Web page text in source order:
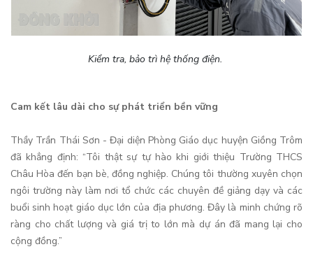
Kiểm tra, bảo trì hệ thống điện.
Cam kết lâu dài cho sự phát triển bền vững
Thầy Trần Thái Sơn - Đại diện Phòng Giáo dục huyện Giồng Trôm
đã khẳng định: “Tôi thật sự tự hào khi giới thiệu Trường THCS
Châu Hòa đến bạn bè, đồng nghiệp. Chúng tôi thường xuyên chọn
ngôi trường này làm nơi tổ chức các chuyên đề giảng dạy và các
buổi sinh hoạt giáo dục lớn của địa phương. Đây là minh chứng rõ
ràng cho chất lượng và giá trị to lớn mà dự án đã mang lại cho
cộng đồng.”